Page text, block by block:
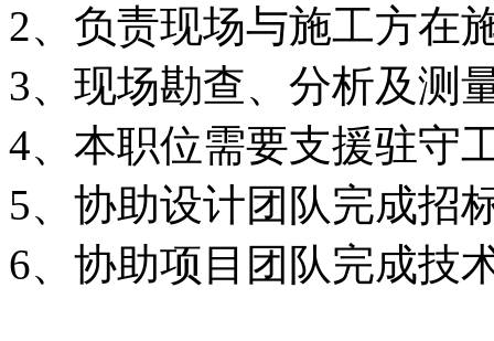
2、负责现场与施工方在
3、现场勘查、分析及测
4、本职位需要支援驻守
5、协助设计团队完成招
6、协助项目团队完成技